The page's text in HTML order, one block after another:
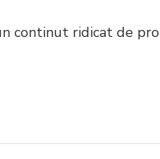
continut ridicat de